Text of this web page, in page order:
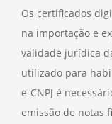
Os certificados
na importação e
validade jurídica
utilizado para
e-CNPJ é
emissão de notas